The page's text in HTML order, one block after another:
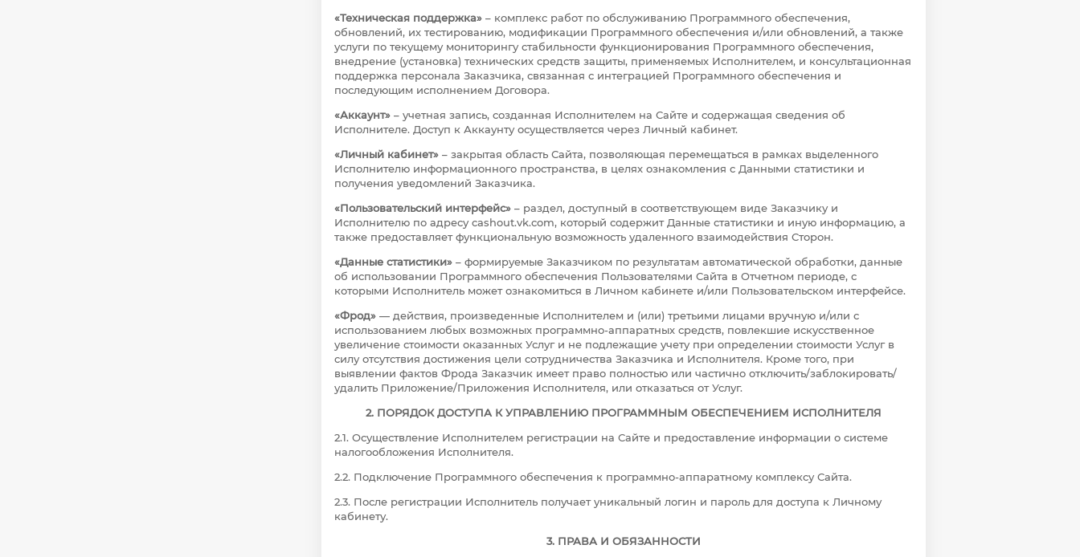
«Техническая поддержка» – комплекс работ по обслуживанию Программного обеспечения,
обновлений, их тестированию, модификации Программного обеспечения и/или обновлений, а также
услуги по текущему мониторингу стабильности функционирования Программного обеспечения,
внедрение (установка) технических средств защиты, применяемых Исполнителем, и консультационная
поддержка персонала Заказчика, связанная с интеграцией Программного обеспечения и
последующим исполнением Договора.
«Аккаунт» – учетная запись, созданная Исполнителем на Сайте и содержащая сведения об
Исполнителе. Доступ к Аккаунту осуществляется через Личный кабинет.
«Личный кабинет» – закрытая область Сайта, позволяющая перемещаться в рамках выделенного
Исполнителю информационного пространства, в целях ознакомления с Данными статистики и
получения уведомлений Заказчика.
«Пользовательский интерфейс» – раздел, доступный в соответствующем виде Заказчику и
Исполнителю по адресу cashout.vk.com, который содержит Данные статистики и иную информацию, а
также предоставляет функциональную возможность удаленного взаимодействия Сторон.
«Данные статистики» – формируемые Заказчиком по результатам автоматической обработки, данные
об использовании Программного обеспечения Пользователями Сайта в Отчетном периоде, с
которыми Исполнитель может ознакомиться в Личном кабинете и/или Пользовательском интерфейсе.
«Фрод» — действия, произведенные Исполнителем и (или) третьими лицами вручную и/или с
использованием любых возможных программно-аппаратных средств, повлекшие искусственное
увеличение стоимости оказанных Услуг и не подлежащие учету при определении стоимости Услуг в
силу отсутствия достижения цели сотрудничества Заказчика и Исполнителя. Кроме того, при
выявлении фактов Фрода Заказчик имеет право полностью или частично отключить/заблокировать/
удалить Приложение/Приложения Исполнителя, или отказаться от Услуг.
2. ПОРЯДОК ДОСТУПА К УПРАВЛЕНИЮ ПРОГРАММНЫМ ОБЕСПЕЧЕНИЕМ ИСПОЛНИТЕЛЯ
2.1. Осуществление Исполнителем регистрации на Сайте и предоставление информации о системе
налогообложения Исполнителя.
2.2. Подключение Программного обеспечения к программно-аппаратному комплексу Сайта.
2.3. После регистрации Исполнитель получает уникальный логин и пароль для доступа к Личному
кабинету.
3. ПРАВА И ОБЯЗАННОСТИ